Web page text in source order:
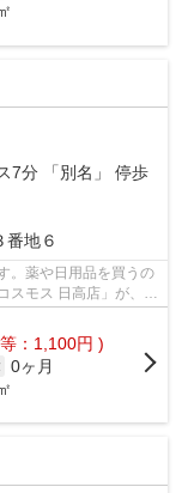
7分 「別名」 停歩
番地６
。薬や日用品を買うの
スモス 日高店」が、こ
：1,100円 )
0ヶ月